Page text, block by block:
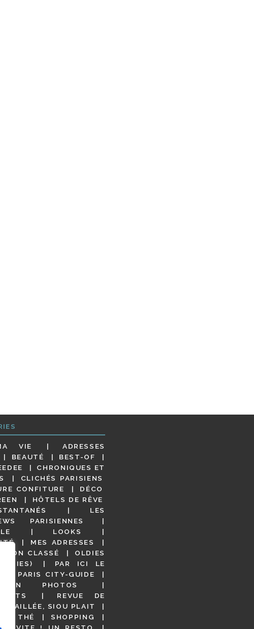
VIE
ADRESSES
BEAUTÉ
BEST-OF
CHRONIQUES ET
CLICHÉS PARISIENS
CONFITURE
DÉCO
HÔTELS DE RÊVE
LES
PARISIENNES
LOOKS
MES ADRESSES
NON CLASSÉ
OLDIES
PAR ICI LE
PARIS CITY-GUIDE
EN PHOTOS
REVUE DE
SIOU PLAIT
DE THÉ
SHOPPING
VITE ! UN RESTO